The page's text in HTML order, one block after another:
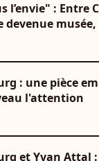
l’envie" :
devenue
: une pièce
l'attention
et Yvan Attal